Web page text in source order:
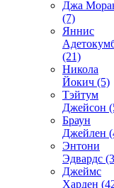
Джа
(7)
Яннис
(21)
Никола
Йокич (5)
Тэйтум
Джейсон
Браун
Джейлен
Энтони
Эдвардс
Джеймс
Харден